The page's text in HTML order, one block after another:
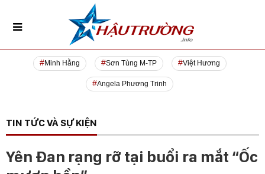
Minh Hằng Sơn Tùng M-TP Việt Hương
Angela Phương Trinh
TIN TỨC VÀ SỰ KIỆN
Yên Đan rạng rỡ tại buổi ra mắt “Ốc